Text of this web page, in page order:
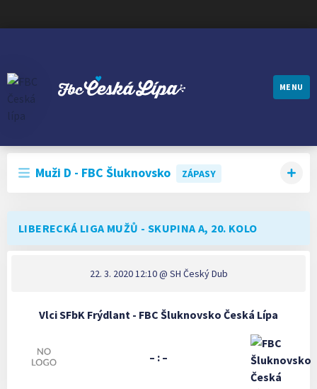
FBC ČESKÁ LÍPA
MENU
Muži D - FBC Šluknovsko ZÁPASY
LIBERECKÁ LIGA MUŽŮ - SKUPINA A, 20. KOLO
22. 3. 2020 12:10@ SH Český Dub
Vlci SFbK Frýdlant - FBC Šluknovsko Česká Lípa
– : –